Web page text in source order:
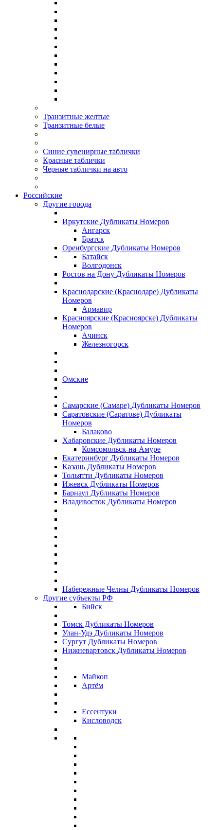
Транзитные желтые
Транзитные белые
Синие сувенирные таблички
Красные таблички
Черные таблички на авто
Российские
Другие города
Иркутские Дубликаты Номеров
Ангарск
Братск
Оренбургские Дубликаты Номеров
Батайск
Волгодонск
Ростов на Дону Дубликаты Номеров
Краснодарские (Краснодаре) Дубликаты
Номеров
Армавир
Красноярские (Красноярске) Дубликаты
Номеров
Ачинск
Железногорск
Омские
Самарские (Самаре) Дубликаты Номеров
Саратовские (Саратове) Дубликаты
Номеров
Балаково
Хабаровские Дубликаты Номеров
Комсомольск-на-Амуре
Екатеринбург Дубликаты Номеров
Казань Дубликаты Номеров
Тольятти Дубликаты Номеров
Ижевск Дубликаты Номеров
Барнаул Дубликаты Номеров
Владивосток Дубликаты Номеров
Набережные Челны Дубликаты Номеров
Другие субъекты РФ
Бийск
Томск Дубликаты Номеров
Улан-Удэ Дубликаты Номеров
Сургут Дубликаты Номеров
Нижневартовск Дубликаты Номеров
Майкоп
Артём
Ессентуки
Кисловодск